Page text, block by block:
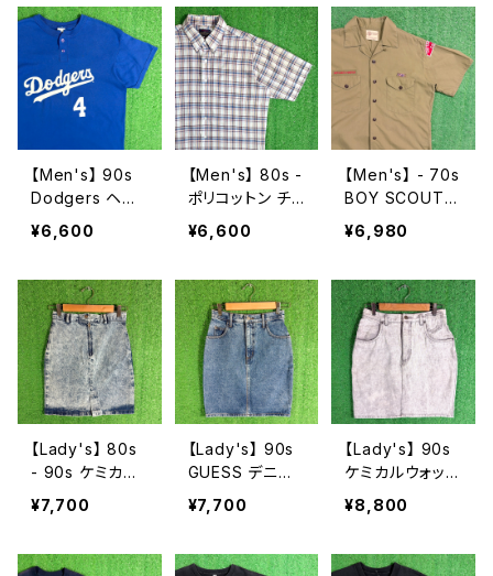
ド・アウト・バー
ガー 2273
トラン America
n Graffiti 2272
ローレン ポロ メ
ンズ ティーシャ
ツ T-Shirt 古着
メンズ 半袖 226
【Men's】 90s
Dodgers ヘン
リーネック Tシ
ャツ / アメリカ
代 ティーシャツ
T-Shirt 古着 メ
ンズ ドジャース
N1585
¥6,600
【Men's】 80s -
ポリコットン チェ
ック シャツ / 80
年代 古着 半袖
¥6,600
【Men's】 - 70s
BOY SCOUT
OF AMERICA
開襟 シャツ / 7
袖 古着 メンズ
オープンカラー
ボーイスカウト
2197
¥6,980
【Lady's】 80s
- 90s ケミカル
ウォッシュ デニ
ム スカート / ア
80年代 90年代
¥7,700
【Lady's】 90s
GUESS デニム
ミニスカート /
アメリカ製 USA
タイトスカート
¥7,700
【Lady's】 90s
ケミカルウォッシ
ュ デニム ミニ
スカート / 90年
ース N1586
¥8,800